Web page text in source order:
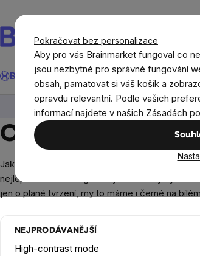
Pokračovat bez personalizace
Aby pro vás Brainmarket fungoval co
jsou nezbytné pro správné fungování
obsah, pamatovat si váš košík a
opravdu relevantní. Podle vašich
informací najdete v našich Zásadách
obsah
Hledat
BrainMax® Léto Ušetři CíleDoplňky
Doplňky stravy a výživa Tuky
Omega kyseliny
Jak vybrat ten správný omega 3 olej? Chtějte
nejlepší! V této kategorii najdete široký výběr
jen o plané tvrzení, my to máme i černé na
NEJPRODÁVANĚJŠÍ
High-contrast mode